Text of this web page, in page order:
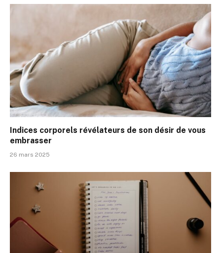
Indices corporels révélateurs de son désir de vous
embrasser
26 mars 2025